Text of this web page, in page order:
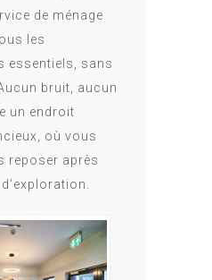
de ménage
les
essentiels, sans
bruit, aucun
un endroit
où vous
reposer après